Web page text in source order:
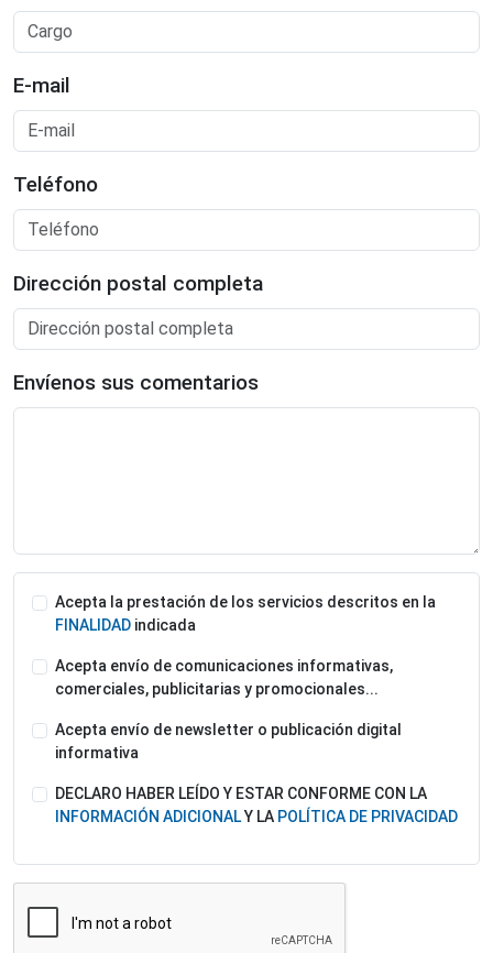
E-mail
Teléfono
Dirección postal completa
Envíenos sus comentarios
Acepta la prestación de los servicios descritos en la
FINALIDAD indicada
Acepta envío de comunicaciones informativas,
comerciales, publicitarias y promocionales...
Acepta envío de newsletter o publicación digital
informativa
DECLARO HABER LEÍDO Y ESTAR CONFORME CON LA
INFORMACIÓN ADICIONALY LA POLÍTICA DE PRIVACIDAD